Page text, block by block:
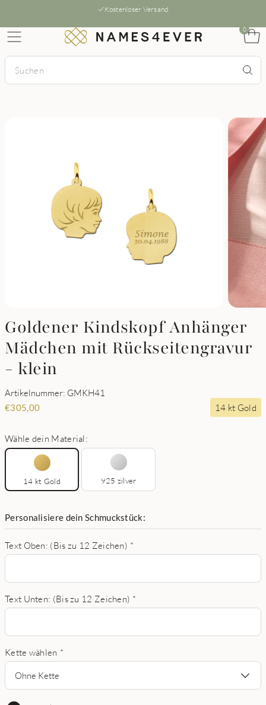
Kostenloser Versand
0
Goldener Kindskopf Anhänger
Mädchen mit Rückseitengravur
- klein
Artikelnummer: GMKH41
€305,00 14 kt Gold
Wähle dein Material:
14 kt Gold 925 zilver
Personalisiere dein Schmuckstück:
Text Oben: (Bis zu 12 Zeichen) *
Text Unten: (Bis zu 12 Zeichen) *
Kette wählen *
Ohne Kette